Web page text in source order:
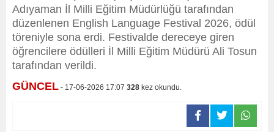
Adıyaman İl Milli Eğitim Müdürlüğü tarafından
düzenlenen English Language Festival 2026, ödül
töreniyle sona erdi. Festivalde dereceye giren
öğrencilere ödülleri İl Milli Eğitim Müdürü Ali Tosun
tarafından verildi.
GÜNCEL - 17-06-2026 17:07 328 kez okundu.